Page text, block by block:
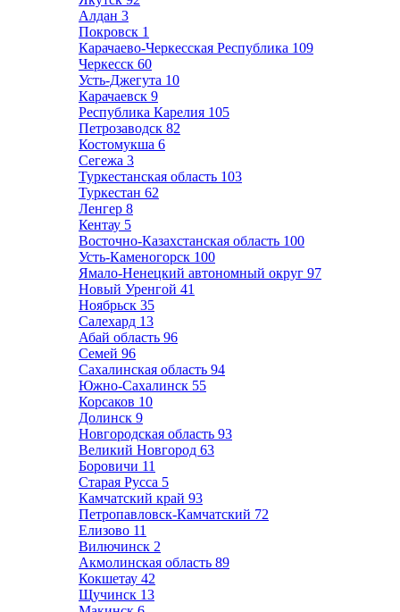
Алдан 3
Покровск 1
Карачаево-Черкесская Республика 109
Черкесск 60
Усть-Джегута 10
Карачаевск 9
Республика Карелия 105
Петрозаводск 82
Костомукша 6
Сегежа 3
Туркестанская область 103
Туркестан 62
Ленгер 8
Кентау 5
Восточно-Казахстанская область 100
Усть-Каменогорск 100
Ямало-Ненецкий автономный округ 97
Новый Уренгой 41
Ноябрьск 35
Салехард 13
Абай область 96
Семей 96
Сахалинская область 94
Южно-Сахалинск 55
Корсаков 10
Долинск 9
Новгородская область 93
Великий Новгород 63
Боровичи 11
Старая Русса 5
Камчатский край 93
Петропавловск-Камчатский 72
Елизово 11
Вилючинск 2
Акмолинская область 89
Кокшетау 42
Щучинск 13